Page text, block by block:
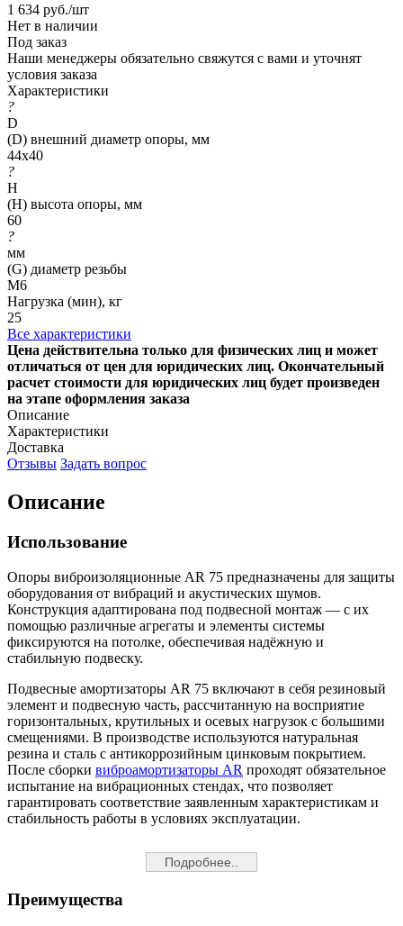
1 634 руб./шт
Нет в наличии
Под заказ
Наши менеджеры обязательно свяжутся с вами и уточнят
условия заказа
Характеристики
?
D
(D) внешний диаметр опоры, мм
44x40
?
H
(H) высота опоры, мм
60
?
мм
(G) диаметр резьбы
M6
Нагрузка (мин), кг
25
Все характеристики
Цена действительна только для физических лиц и может
отличаться от цен для юридических лиц. Окончательный
расчет стоимости для юридических лиц будет произведен
на этапе оформления заказа
Описание
Характеристики
Доставка
Отзывы Задать вопрос
Описание
Использование
Опоры виброизоляционные AR 75 предназначены для защиты
оборудования от вибраций и акустических шумов.
Конструкция адаптирована под подвесной монтаж — с их
помощью различные агрегаты и элементы системы
фиксируются на потолке, обеспечивая надёжную и
стабильную подвеску.
Подвесные амортизаторы AR 75 включают в себя резиновый
элемент и подвесную часть, рассчитанную на восприятие
горизонтальных, крутильных и осевых нагрузок с большими
смещениями. В производстве используются натуральная
резина и сталь с антикоррозийным цинковым покрытием.
После сборки виброамортизаторы AR проходят обязательное
испытание на вибрационных стендах, что позволяет
гарантировать соответствие заявленным характеристикам и
стабильность работы в условиях эксплуатации.
Подробнее..
Преимущества